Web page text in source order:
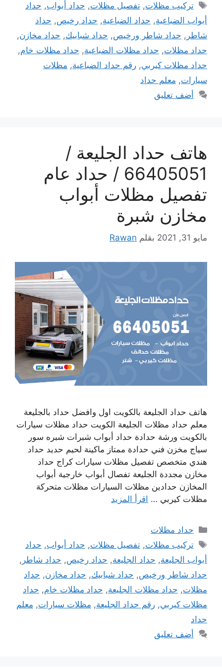
الوسوم
تركيب مظلات,تفصيل مظلات, حداد أبواب, حداد
أبواب الضباعية, حداد الضباعية, حداد رخيص, حداد
شاطر , حداد شاطر ورخيص, حداد شبابيك, حداد مخازن,
حداد مظلات, حداد مظلات الضباعية, حداد مظلات خام,
حداد مظلات كيربي, رقم حداد الضباعية, مظلات
سيارات, معلم حداد
أضف تعليق
هاتف حداد الجليعة /
66405051 / حداد عام
تفصيل مظلات أبواب
مخازن شبرة
مايو 31, 2021 بقلم Rawan
هاتف حداد الجليعة بالكويت اول وافضل حداد بالجليعة
معلم حداد مظلات الجليعة الكويت حداد مظلات سيارات
بالكويت ورشة حدادة حداد أبواب شبرات شبره سور
سياج مخزن فني حدادة ممتاز ماكينة لحيم حديد حداد
هندي متخصص تفصيل مظلات سيارات كراج حداد
مخازن مجددة الجليعة تفصال أبواب خارجية أبواب
المخازن حدادين مظلات السيارات مظلات متحركة
مظلات كيربي … اقرأ المزيد
التصنيفات
حداد مظلات
الوسوم
تركيب مظلات,تفصيل مظلات, حداد أبواب, حداد
أبواب الجليعة, حداد الجليعة, حداد رخيص, حداد شاطر ,
حداد شاطر ورخيص, حداد شبابيك, حداد مخازن, حداد
مظلات, حداد مظلات الجليعة, حداد مظلات خام, حداد
مظلات كيربي, رقم حداد الجليعة, مظلات سيارات, معلم
حداد
أضف تعليق